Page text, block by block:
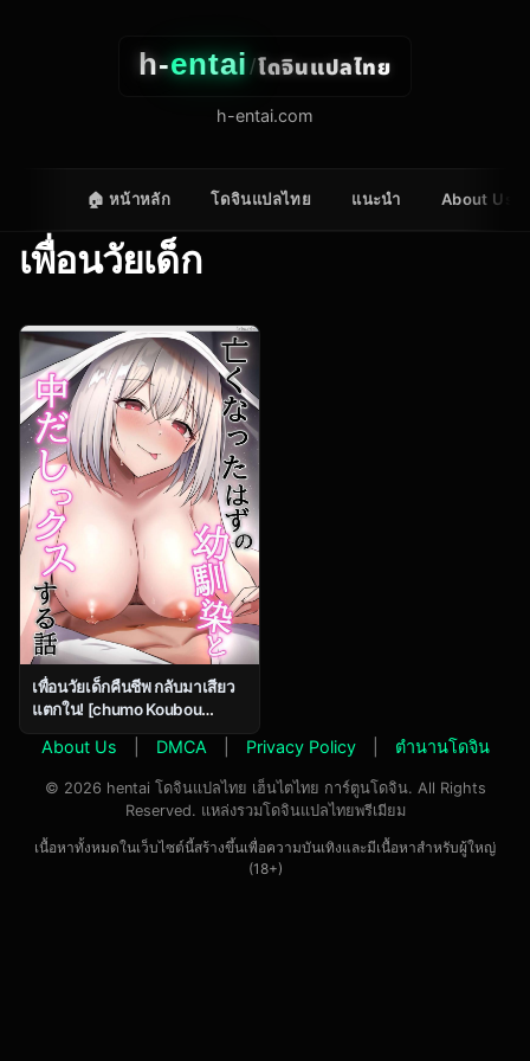
h-entai/โดจินแปลไทย
h-entai.com
🏠 หน้าหลัก โดจินแปลไทย แนะนำ About Us
เพื่อนวัยเด็ก
เพื่อนวัยเด็กคืนชีพ กลับมาเสียว
แตกใน! [chumo Koubou
(chumo)] Nakunatta Hazu no
Osananajimi to Nakadashix
About Us DMCA Privacy Policy ตำนานโดจิน
© 2026 hentai โดจินแปลไทย เฮ็นไตไทย การ์ตูนโดจิน. All Rights
Reserved. แหล่งรวมโดจินแปลไทยพรีเมียม
เนื้อหาทั้งหมดในเว็บไซต์นี้สร้างขึ้นเพื่อความบันเทิงและมีเนื้อหาสำหรับผู้ใหญ่
(18+)